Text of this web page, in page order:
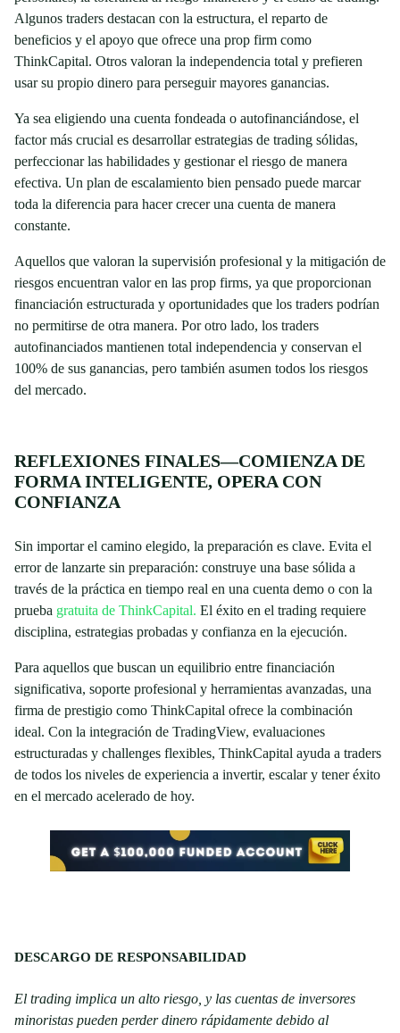
Algunos traders destacan con la estructura, el reparto de
beneficios y el apoyo que ofrece una prop firm como
ThinkCapital. Otros valoran la independencia total y prefieren
usar su propio dinero para perseguir mayores ganancias.
Ya sea eligiendo una cuenta fondeada o autofinanciándose, el
factor más crucial es desarrollar estrategias de trading sólidas,
perfeccionar las habilidades y gestionar el riesgo de manera
efectiva. Un plan de escalamiento bien pensado puede marcar
toda la diferencia para hacer crecer una cuenta de manera
constante.
Aquellos que valoran la supervisión profesional y la mitigación de
riesgos encuentran valor en las prop firms, ya que proporcionan
financiación estructurada y oportunidades que los traders podrían
no permitirse de otra manera. Por otro lado, los traders
autofinanciados mantienen total independencia y conservan el
100% de sus ganancias, pero también asumen todos los riesgos
del mercado.
REFLEXIONES FINALES—COMIENZA DE
FORMA INTELIGENTE, OPERA CON
CONFIANZA
Sin importar el camino elegido, la preparación es clave. Evita el
error de lanzarte sin preparación: construye una base sólida a
través de la práctica en tiempo real en una cuenta demo o con la
prueba gratuita de ThinkCapital. El éxito en el trading requiere
disciplina, estrategias probadas y confianza en la ejecución.
Para aquellos que buscan un equilibrio entre financiación
significativa, soporte profesional y herramientas avanzadas, una
firma de prestigio como ThinkCapital ofrece la combinación
ideal. Con la integración de TradingView, evaluaciones
estructuradas y challenges flexibles, ThinkCapital ayuda a traders
de todos los niveles de experiencia a invertir, escalar y tener éxito
en el mercado acelerado de hoy.
DESCARGO DE RESPONSABILIDAD
El trading implica un alto riesgo, y las cuentas de inversores
minoristas pueden perder dinero rápidamente debido al